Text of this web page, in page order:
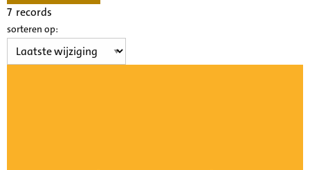
7 records
sorteren op: